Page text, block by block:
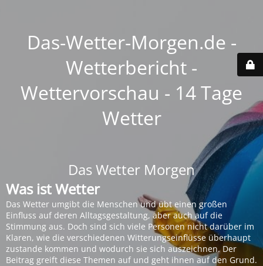
Das-Wetter-Morgen.de -
Wetterbericht -
Wettervorschau - 14 Tage
Wetter
Das Wetter Morgen
Was ist Wetter
Das Wetter umgibt die Menschen und übt einen großen
Einfluss auf deren Alltagsgestaltung, aber auch auf die
Stimmung aus. Doch sind sich viele Personen nicht darüber im
Klaren, wie die verschiedenen Witterungseinflüsse überhaupt
zustande kommen und wodurch sie sich auszeichnen. Der
Beitrag greift diese Themen auf und geht ihnen auf den Grund.